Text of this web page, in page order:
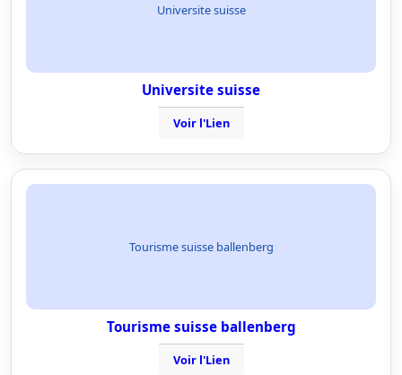
Universite suisse
Universite suisse
Voir l'Lien
Tourisme suisse ballenberg
Tourisme suisse ballenberg
Voir l'Lien